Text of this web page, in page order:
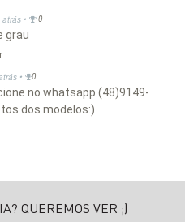
• 0
grau
• 0
no whatsapp (48)9149-
dos modelos:)
QUEREMOS VER ;)